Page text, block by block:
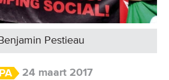
Pestieau
24 maart 2017